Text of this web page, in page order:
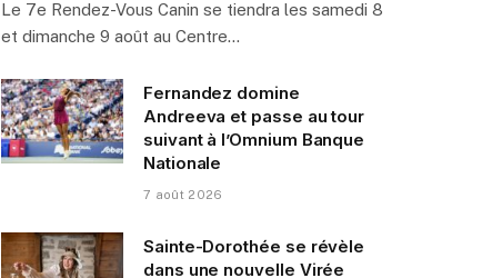
Le 7e Rendez-Vous Canin se tiendra les samedi 8
et dimanche 9 août au Centre…
Fernandez domine
Andreeva et passe au tour
suivant à l’Omnium Banque
Nationale
7 août 2026
Sainte-Dorothée se révèle
dans une nouvelle Virée